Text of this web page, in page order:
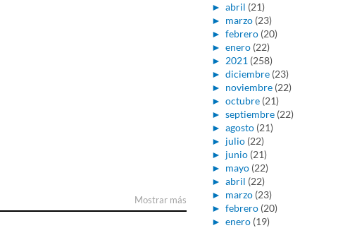
Mostrar más
► abril (21)
► marzo (23)
► febrero (20)
► enero (22)
► 2021 (258)
► diciembre (23)
► noviembre (22)
► octubre (21)
► septiembre (22)
► agosto (21)
► julio (22)
► junio (21)
► mayo (22)
► abril (22)
► marzo (23)
► febrero (20)
► enero (19)